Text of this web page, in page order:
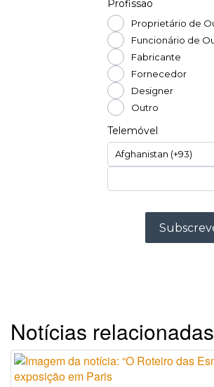
Notícias relacionadas